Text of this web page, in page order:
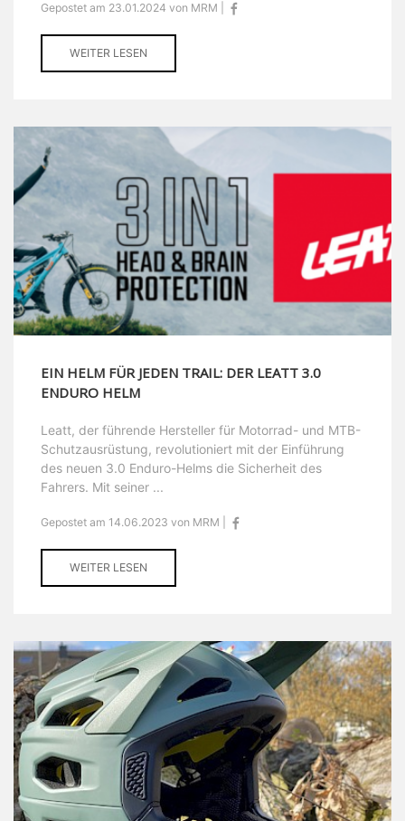
Gepostet am 23.01.2024 von MRM |
WEITER LESEN
EIN HELM FÜR JEDEN TRAIL: DER LEATT 3.0
ENDURO HELM
Leatt, der führende Hersteller für Motorrad- und MTB-
Schutzausrüstung, revolutioniert mit der Einführung
des neuen 3.0 Enduro-Helms die Sicherheit des
Fahrers. Mit seiner ...
Gepostet am 14.06.2023 von MRM |
WEITER LESEN